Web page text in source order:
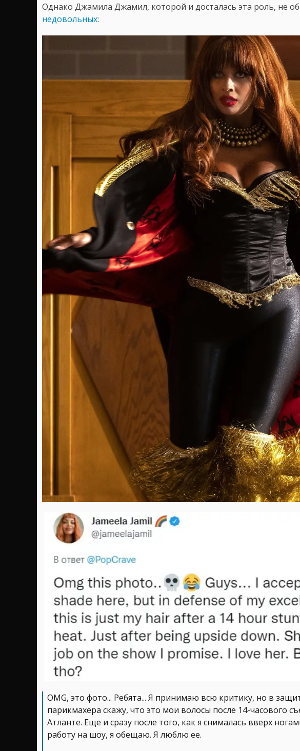
Однако Джамила Джамил, которой и досталась эта роль, не
недовольных:
OMG, это фото... Ребята... Я принимаю всю критику, но в
парикмахера скажу, что это мои волосы после 14-часового
Атланте. Еще и сразу после того, как я снималась вверх
работу на шоу, я обещаю. Я люблю ее.